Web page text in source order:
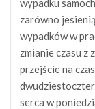
wypadku
zarówno
wypadków w
zmianie czasu z
przejście na
serca w